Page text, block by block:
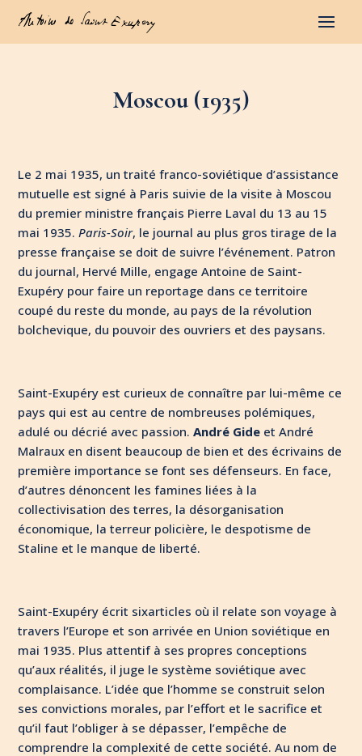
Moscou (1935)
Le 2 mai 1935, un traité franco-soviétique d’assistance
mutuelle est signé à Paris suivie de la visite à Moscou
du premier ministre français Pierre Laval du 13 au 15
mai 1935.Paris-Soir, le journal au plus gros tirage de la
presse française se doit de suivre l’événement. Patron
du journal, Hervé Mille, engage Antoine de Saint-
Exupéry pour faire un reportage dans ce territoire
coupé du reste du monde, au pays de la révolution
bolchevique, du pouvoir des ouvriers et des paysans.
Saint-Exupéry est curieux de connaître par lui-même ce
pays qui est au centre de nombreuses polémiques,
adulé ou décrié avec passion.André Gide et André
Malraux en disent beaucoup de bien et des écrivains de
première importance se font ses défenseurs. En face,
d’autres dénoncent les famines liées à la
collectivisation des terres, la désorganisation
économique, la terreur policière, le despotisme de
Staline et le manque de liberté.
Saint-Exupéry écrit sixarticles où il relate son voyage à
travers l’Europe et son arrivée en Union soviétique en
mai 1935. Plus attentif à ses propres conceptions
qu’aux réalités, il juge le système soviétique avec
complaisance. L’idée que l’homme se construit selon
ses convictions morales, par l’effort et le sacrifice et
qu’il faut l’obliger à se dépasser, l’empêche de
comprendre la complexité de cette société. Au nom de